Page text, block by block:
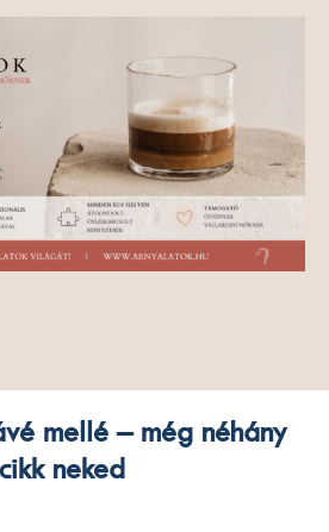
mellé – még néhány
cikk neked